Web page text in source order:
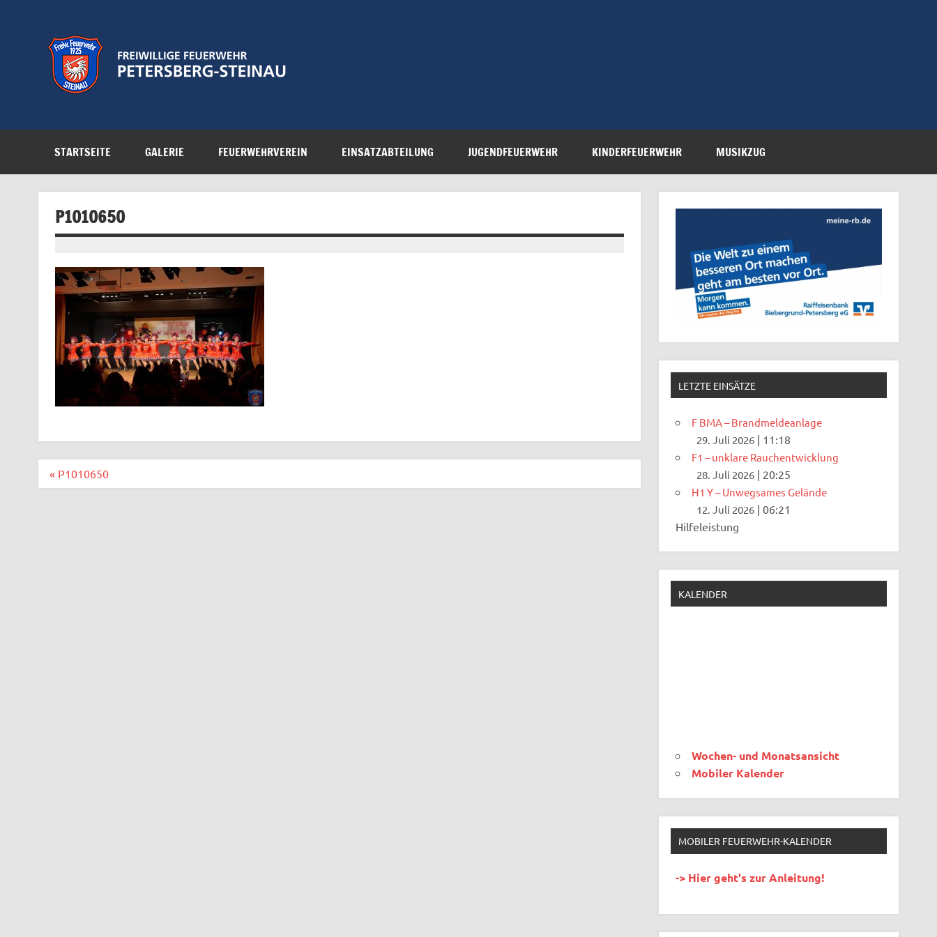
STARTSEITE GALERIE FEUERWEHRVEREIN EINSATZABTEILUNG JUGENDFEUERWEHR KINDERFEUERWEHR MUSIKZUG
P1010650
Beitragsnavigation
« P1010650
LETZTE EINSÄTZE
F BMA – Brandmeldeanlage
29. Juli 2026 | 11:18
F1 – unklare Rauchentwicklung
28. Juli 2026 | 20:25
H1 Y – Unwegsames Gelände
12. Juli 2026 |06:21
Hilfeleistung
KALENDER
Wochen- und Monatsansicht
Mobiler Kalender
MOBILER FEUERWEHR-KALENDER
-> Hier geht's zur Anleitung!